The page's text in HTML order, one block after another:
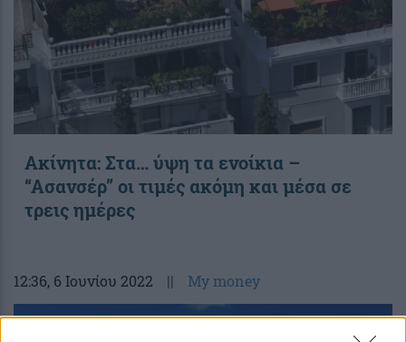
Ακίνητα: Στα… ύψη τα ενοίκια –
“Ασανσέρ” οι τιμές ακόμη και μέσα σε
τρεις ημέρες
12:36, 6 Ιουνίου 2022 || My money